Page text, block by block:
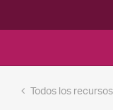
Todos los recursos